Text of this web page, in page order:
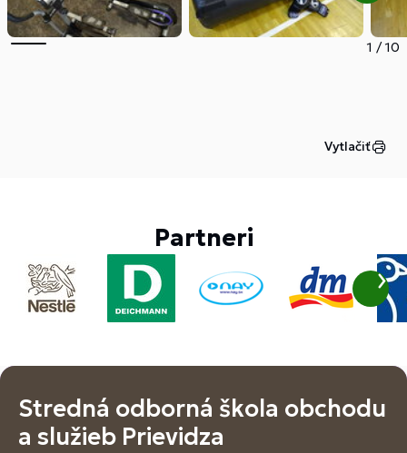
1 /10
Vytlačiť
Partneri
Stredná odborná škola obchodu
a služieb Prievidza